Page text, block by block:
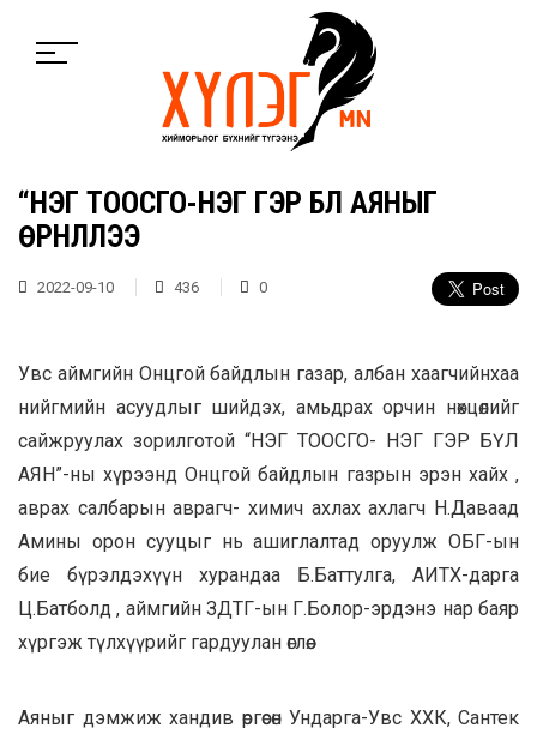
“НЭГ ТООСГО-НЭГ ГЭР БҮЛ АЯНЫГ
ӨРНҮҮЛЛЭЭ
2022-09-10 436 0
Увс аймгийн Онцгой байдлын газар, албан хаагчийнхаа
нийгмийн асуудлыг шийдэх, амьдрах орчин нөхцөлийг
сайжруулах зорилготой “НЭГ ТООСГО- НЭГ ГЭР БҮЛ
АЯН”-ны хүрээнд Онцгой байдлын газрын эрэн хайх ,
аврах салбарын аврагч- химич ахлах ахлагч Н.Даваад
Амины орон сууцыг нь ашиглалтад оруулж ОБГ-ын
бие бүрэлдэхүүн хурандаа Б.Баттулга, АИТХ-дарга
Ц.Батболд , аймгийн ЗДТГ-ын Г.Болор-эрдэнэ нар баяр
хүргэж түлхүүрийг гардуулан өглөө.
Аяныг дэмжиж хандив өргөсөн Ундарга-Увс ХХК, Сантек